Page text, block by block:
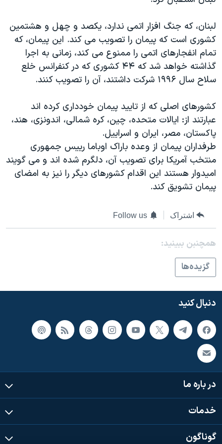
حقوق شهروندی
اقتصادی
علم و فناوری
اسرائیل در جنگ
آرشیو پخش زنده
انتخابات ریاست جمهوری آمریکا ۲۰۲۴
حمله جمهوری اسلامی به اسرائیل
رمز مهسا
ورزش زنان در ایران
مجموعه مستندهای دادخواهی
تریبونال مردمی آبان ۹۸
دادگاه حمید نوری
چهل سال گروگان‌گیری
قانون شفافیت دارائی کادر رهبری ایران
نرگس محمدی برنده جایزه نوبل صلح
همایش محافظه‌کاران آمریکا «سی‌پک»
صفحه‌های ویژه
زبانهای مختلف
لبنان، که جنگ افزار اتمی ندارد، یکصد و چهل و هشتمین
کشوری است که پیمان را تصویب می کند. این پیمان، که
تمام انفجارهای اتمی را ممنوع می کند، زمانی به اجرا
گذاشته خواهد شد که ۴۴ کشوری که در کنفرانس خلع
سلاح سال ۱۹۹۶ شرکت داشتند، آن را تصویب کنند.
کشورهای اصلی که از تایید پیمان خودداری کرده اند
عبارتند از: ایالات متحده، چین، کره شمالی، اندونزی، هند،
پاکستان، مصر، ایران و اسراییل.
طرفداران پیمان از وعده باراک اوباما رییس جمهوری
منتخب آمریکا برای تصویب آن، دلگرم شده اند و می گویند
امیدوار هستند این اقدام کشورهای دیگر را نیز به امضای
پیمان تشویق کند.
اشتراک Follow us
همچنبن ببینید:
گزيده‌ها
دنبال کنید
در باره ما
خدمات
گوناگون